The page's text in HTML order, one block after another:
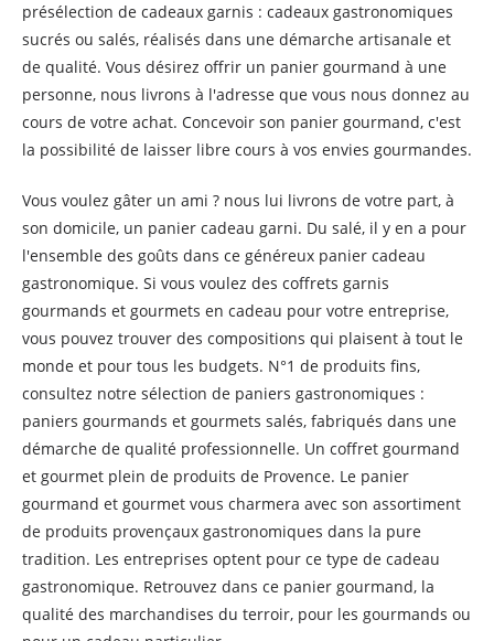
présélection de cadeaux garnis : cadeaux gastronomiques
sucrés ou salés, réalisés dans une démarche artisanale et
de qualité. Vous désirez offrir un panier gourmand à une
personne, nous livrons à l'adresse que vous nous donnez au
cours de votre achat. Concevoir son panier gourmand, c'est
la possibilité de laisser libre cours à vos envies gourmandes.
Vous voulez gâter un ami ? nous lui livrons de votre part, à
son domicile, un panier cadeau garni. Du salé, il y en a pour
l'ensemble des goûts dans ce généreux panier cadeau
gastronomique. Si vous voulez des coffrets garnis
gourmands et gourmets en cadeau pour votre entreprise,
vous pouvez trouver des compositions qui plaisent à tout le
monde et pour tous les budgets. N°1 de produits fins,
consultez notre sélection de paniers gastronomiques :
paniers gourmands et gourmets salés, fabriqués dans une
démarche de qualité professionnelle. Un coffret gourmand
et gourmet plein de produits de Provence. Le panier
gourmand et gourmet vous charmera avec son assortiment
de produits provençaux gastronomiques dans la pure
tradition. Les entreprises optent pour ce type de cadeau
gastronomique. Retrouvez dans ce panier gourmand, la
qualité des marchandises du terroir, pour les gourmands ou